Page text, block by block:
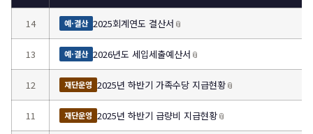
14 예·결산 2025회계연도 결산서 📎
13 예·결산 2026년도 세입세출예산서 📎
12 재단운영 2025년 하반기 가족수당 지급현황📎
11 재단운영 2025년 하반기 급량비 지급현황📎